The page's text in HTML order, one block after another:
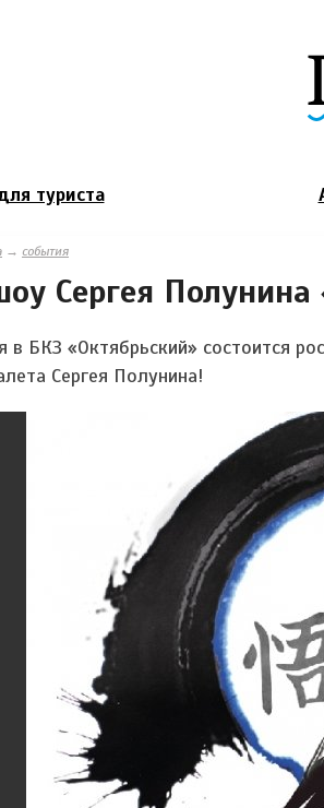
туриста
→ события
Сергея
в БКЗ «Октябрьский» состоится
Сергея Полунина!